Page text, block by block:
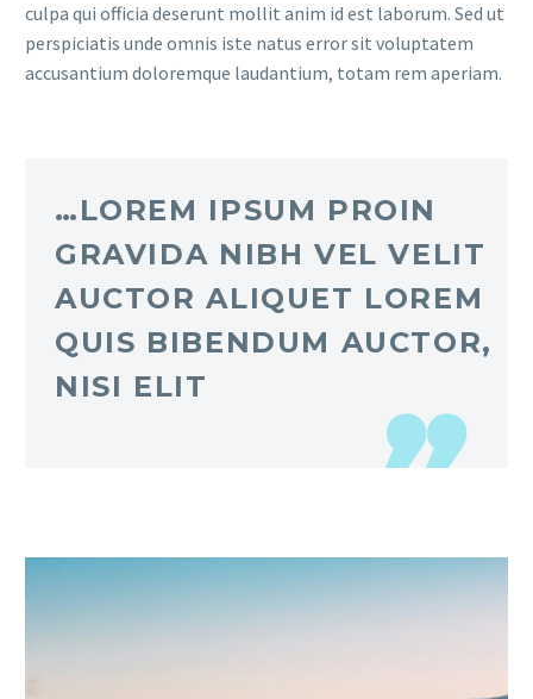
culpa qui officia deserunt mollit anim id est laborum. Sed ut
perspiciatis unde omnis iste natus error sit voluptatem
accusantium doloremque laudantium, totam rem aperiam.
…LOREM IPSUM PROIN
GRAVIDA NIBH VEL VELIT
AUCTOR ALIQUET LOREM
QUIS BIBENDUM AUCTOR,
NISI ELIT